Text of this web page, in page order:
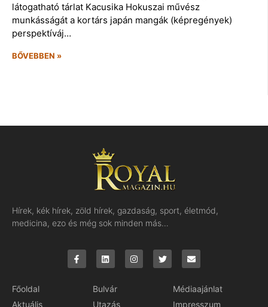
látogatható tárlat Kacusika Hokuszai művész
munkásságát a kortárs japán mangák (képregények)
perspektíváj…
BŐVEBBEN »
Hírek, kék hírek, zöld hírek, gazdaság, sport, életmód,
medicina, ezo és még sok minden más…
Főoldal
Aktuális
Bulvár
Utazás
Médiaajánlat
Impresszum